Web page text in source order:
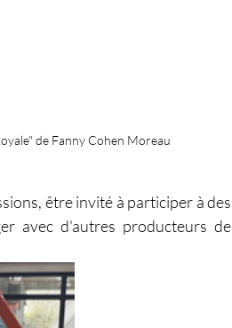
de Fanny Cohen Moreau
être invité à participer à des
avec d'autres producteurs de